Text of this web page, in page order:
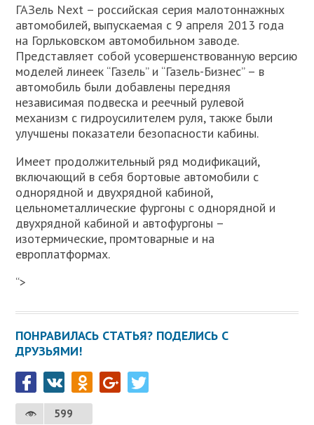
ГАЗель Next – российская серия малотоннажных
автомобилей, выпускаемая с 9 апреля 2013 года
на Горльковском автомобильном заводе.
Представляет собой усовершенствованную версию
моделей линеек “Газель” и “Газель-Бизнес” – в
автомобиль были добавлены передняя
независимая подвеска и реечный рулевой
механизм с гидроусилителем руля, также были
улучшены показатели безопасности кабины.
Имеет продолжительный ряд модификаций,
включающий в себя бортовые автомобили с
однорядной и двухрядной кабиной,
цельнометаллические фургоны с однорядной и
двухрядной кабиной и автофургоны –
изотермические, промтоварные и на
европлатформах.
“>
ПОНРАВИЛАСЬ СТАТЬЯ? ПОДЕЛИСЬ С
ДРУЗЬЯМИ!
599